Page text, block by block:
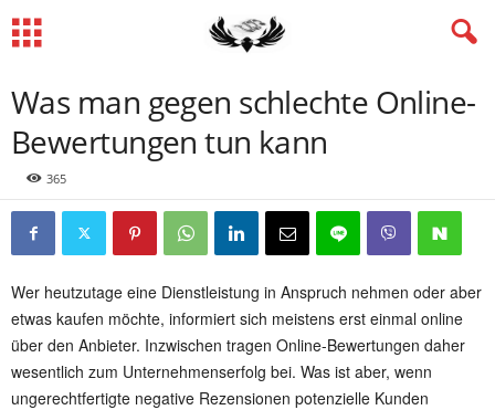
Was man gegen schlechte Online-
Bewertungen tun kann
365
Wer heutzutage eine Dienstleistung in Anspruch nehmen oder aber
etwas kaufen möchte, informiert sich meistens erst einmal online
über den Anbieter. Inzwischen tragen Online-Bewertungen daher
wesentlich zum Unternehmenserfolg bei. Was ist aber, wenn
ungerechtfertigte negative Rezensionen potenzielle Kunden